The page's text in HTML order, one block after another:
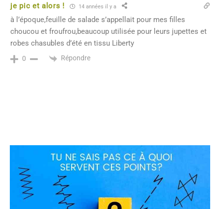
je pic et alors ! 14 années il y a
à l’époque,feuille de salade s’appellait pour mes filles
choucou et froufrou,beaucoup utilisée pour leurs jupettes et
robes chasubles d’été en tissu Liberty
0 Répondre